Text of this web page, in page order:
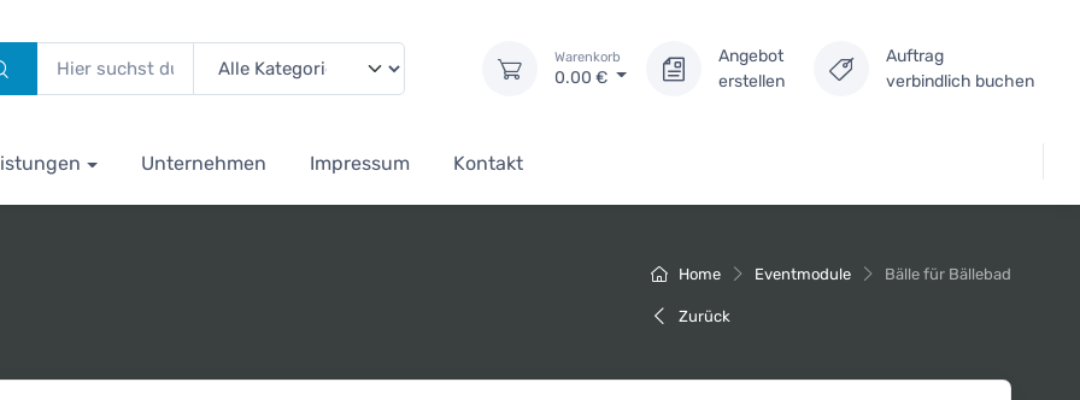
Warenkorb
0.00 €
Angebot
erstellen
Auftrag
verbindlich buchen
Unternehmen Impressum Kontakt
Home Eventmodule Bälle für Bällebad
Zurück